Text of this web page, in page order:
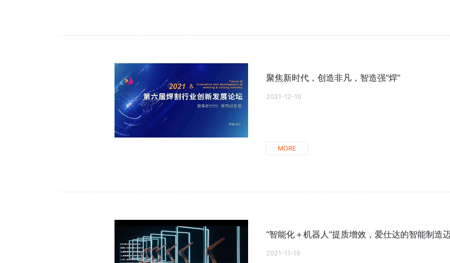
聚焦新时代，创造非凡，智造强“焊”
2021-12-10
MORE
“智能化＋机器人”提质增效，爱仕达的智能制造
2021-11-19